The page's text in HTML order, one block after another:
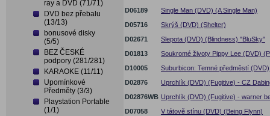
ray a DVD (71/71)
DVD bez přebalu
(13/13)
bonusové disky
(5/5)
BEZ ČESKÉ
podpory (281/281)
KARAOKE (11/11)
Upomínkové
Předměty (3/3)
Playstation Portable
(1/1)
D06189
Single Man (DVD) (A Single Man)
D05716
Skrýš (DVD) (Shelter)
D02671
Slepota (DVD) (Blindness) "BluSky"
D01813
Soukromé životy Pippy Lee (DVD)
D10005
Suburbicon: Temné předměstí (DVD)
D02876
Uprchlík (DVD) (Fugitive) - CZ
D02876WB Uprchlík (DVD) (Fugitive) - warner
D07058
V tátově stínu (DVD) (Being Flynn)